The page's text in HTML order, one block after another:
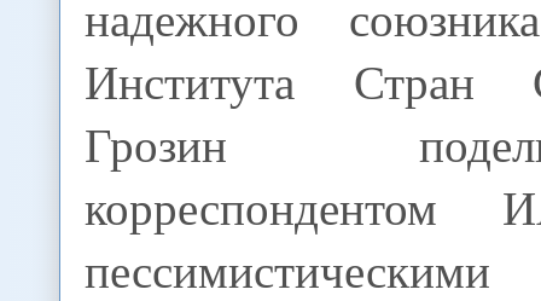
надежного
Института
Грозин
корреспондентом